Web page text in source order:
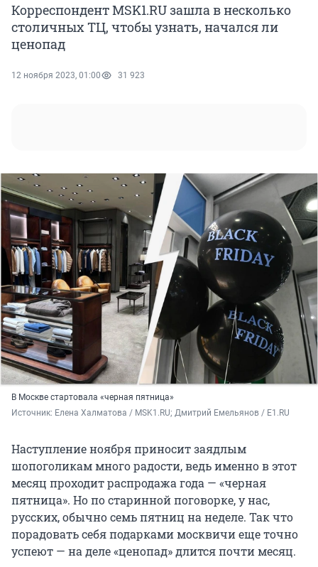
Корреспондент MSK1.RU зашла в несколько
столичных ТЦ, чтобы узнать, начался ли
ценопад
12 ноября 2023, 01:00 31 923
В Москве стартовала «черная пятница»
Источник: Елена Халматова / MSK1.RU; Дмитрий Емельянов / E1.RU
Наступление ноября приносит заядлым
шопоголикам много радости, ведь именно в этот
месяц проходит распродажа года — «черная
пятница». Но по старинной поговорке, у нас,
русских, обычно семь пятниц на неделе. Так что
порадовать себя подарками москвичи еще точно
успеют — на деле «ценопад» длится почти месяц.